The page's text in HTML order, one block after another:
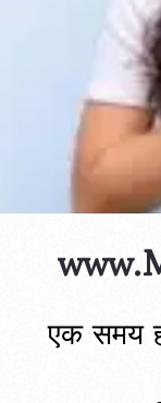
एक समय